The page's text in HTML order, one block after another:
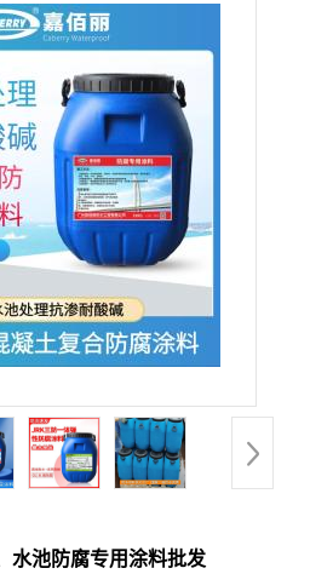
水池防腐专用涂料批发